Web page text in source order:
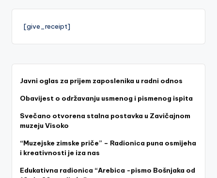
č
jn
is
[give_receipt]
Javni oglas za prijem zaposlenika u radni odnos
Obavijest o održavanju usmenog i pismenog ispita
Svečano otvorena stalna postavka u Zavičajnom
muzeju Visoko
“Muzejske zimske priče” – Radionica puna osmijeha
i kreativnosti je iza nas
Edukativna radionica “Arebica -pismo Bošnjaka od